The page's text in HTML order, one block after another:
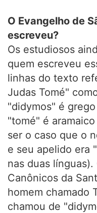
O Evangelho de
escreveu?
Os estudiosos
quem escreveu
linhas do texto
Judas Tomé"
"didymos" é
"tomé" é
ser o caso que o
e seu apelido era
nas duas línguas).
Canônicos da
homem chamado
chamou de